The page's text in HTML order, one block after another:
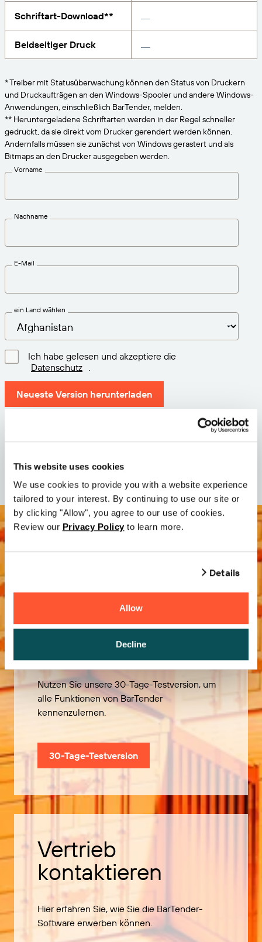
This website uses cookies
We use cookies to provide you with a website experience
tailored to your interest. By continuing to use our site or
by clicking "Allow", you agree to our use of cookies.
Review our Privacy Policy to learn more.
Details
Allow
Decline
PRODUKT
Kostenlos testen
Technische Daten
Produktregistrierung
Print Connectors
Amazon Transparency
Lösungsübersicht
Über uns
Nachrichten
Reifegradmodell für Etikettierung und
Nachverfolgbarkeit
Erhalten Sie die Unterstützung, die Ihren
Schriftart-Download**
Beidseitiger Druck
* Treiber mit Statusüberwachung können den Status von Druckern
und Druckaufträgen an den Windows-Spooler und andere Windows-
Anwendungen, einschließlich BarTender, melden.
** Heruntergeladene Schriftarten werden in der Regel schneller
gedruckt, da sie direkt vom Drucker gerendert werden können.
Andernfalls müssen sie zunächst von Windows gerastert und als
Bitmaps an den Drucker ausgegeben werden.
Vorname
Nachname
E-Mail
ein Land wählen
Ich habe gelesen und akzeptiere die
Datenschutz
Neueste Version herunterladen
Datum: 2026-05-05
Kostenlos
ausprobieren
Nutzen Sie unsere 30-Tage-Testversion, um
alle Funktionen von BarTender
kennenzulernen.
30-Tage-Testversion
Vertrieb
kontaktieren
Hier erfahren Sie, wie Sie die BarTender-
Software erwerben können.